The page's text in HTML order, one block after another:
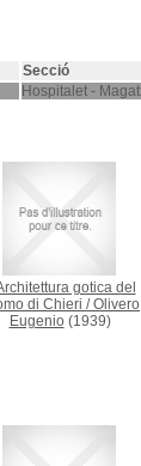
Secció
Hospitalet -
gotica del
di Chieri /
Eugenio(1939)